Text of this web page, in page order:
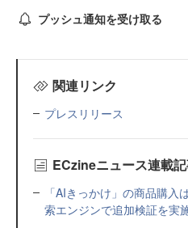
プッシュ通知を受け取る
関連リンク
プレスリリース
ECzineニュース連載
「AIきっかけ」の商品購入
索エンジンで追加検証を実